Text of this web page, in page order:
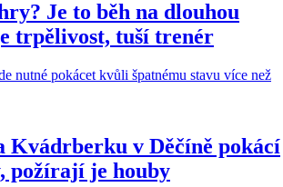
Je to běh na dlouhou
trpělivost, tuší trenér
Kvádrberku v Děčíně pokácí
požírají je houby